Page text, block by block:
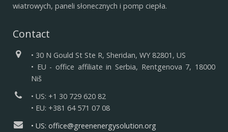
wiatrowych, paneli słonecznych i pomp ciepła.
Contact
• 30 N Gould St Ste R, Sheridan, WY 82801, US
• EU - office affiliate in Serbia, Rentgenova 7, 18000
Niš
• US: +1 30 729 620 82
• EU: +381 64 571 07 08
• US: office@greenenergysolution.org